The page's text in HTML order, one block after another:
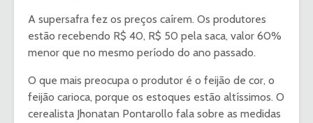
A supersafra fez os preços caírem. Os produtores
estão recebendo R$ 40, R$ 50 pela saca, valor 60%
menor que no mesmo período do ano passado.
O que mais preocupa o produtor é o feijão de cor, o
feijão carioca, porque os estoques estão altíssimos. O
cerealista Jhonatan Pontarollo fala sobre as medidas